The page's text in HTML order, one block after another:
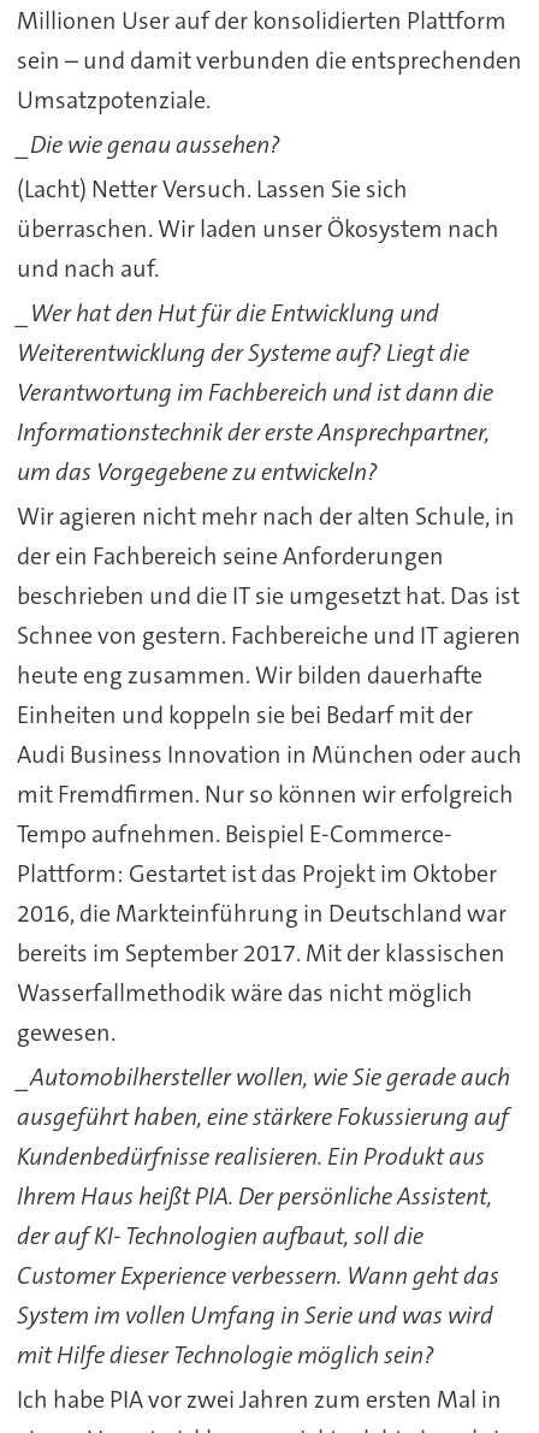
Millionen User auf der konsolidierten Plattform
sein – und damit verbunden die entsprechenden
Umsatzpotenziale.
_Die wie genau aussehen?
(Lacht) Netter Versuch. Lassen Sie sich
überraschen. Wir laden unser Ökosystem nach
und nach auf.
_Wer hat den Hut für die Entwicklung und
Weiterentwicklung der Systeme auf? Liegt die
Verantwortung im Fachbereich und ist dann die
Informationstechnik der erste Ansprechpartner,
um das Vorgegebene zu entwickeln?
Wir agieren nicht mehr nach der alten Schule, in
der ein Fachbereich seine Anforderungen
beschrieben und die IT sie umgesetzt hat. Das ist
Schnee von gestern. Fachbereiche und IT agieren
heute eng zusammen. Wir bilden dauerhafte
Einheiten und koppeln sie bei Bedarf mit der
Audi Business Innovation in München oder auch
mit Fremdfirmen. Nur so können wir erfolgreich
Tempo aufnehmen. Beispiel E-Commerce-
Plattform: Gestartet ist das Projekt im Oktober
2016, die Markteinführung in Deutschland war
bereits im September 2017. Mit der klassischen
Wasserfallmethodik wäre das nicht möglich
gewesen.
_Automobilhersteller wollen, wie Sie gerade auch
ausgeführt haben, eine stärkere Fokussierung auf
Kundenbedürfnisse realisieren. Ein Produkt aus
Ihrem Haus heißt PIA. Der persönliche Assistent,
der auf KI- Technologien aufbaut, soll die
Customer Experience verbessern. Wann geht das
System im vollen Umfang in Serie und was wird
mit Hilfe dieser Technologie möglich sein?
Ich habe PIA vor zwei Jahren zum ersten Mal in